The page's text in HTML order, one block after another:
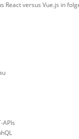
React versus Vue.js in
APIs